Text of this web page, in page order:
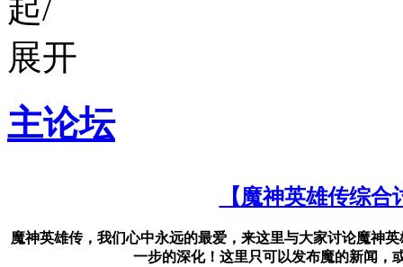
主论坛
【魔神英雄传综合
魔神英雄传，我们心中永远的最爱，来这里与大家讨论魔神
一步的深化！这里只可以发布魔的新闻，